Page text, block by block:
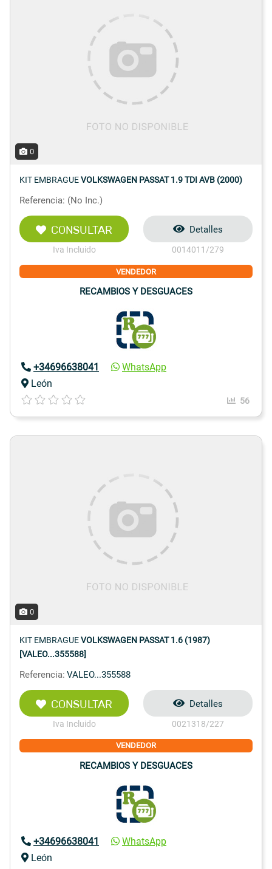
0
KIT EMBRAGUEVOLKSWAGEN PASSAT 1.9 TDI AVB (2000)
Referencia: (No Inc.)
CONSULTAR
Iva Incluido
Detalles
0014011/279
VENDEDOR
RECAMBIOS Y DESGUACES
+34696638041
WhatsApp
León
56
0
KIT EMBRAGUEVOLKSWAGEN PASSAT 1.6 (1987)
[VALEO...355588]
Referencia: VALEO...355588
CONSULTAR
Iva Incluido
Detalles
0021318/227
VENDEDOR
RECAMBIOS Y DESGUACES
+34696638041
WhatsApp
León